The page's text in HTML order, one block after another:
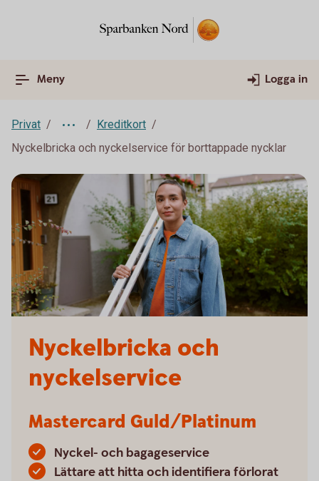
Meny Logga in
Privat
Kreditkort
Nyckelbricka och nyckelservice för borttappade nycklar
Nyckelbricka och
nyckelservice
Mastercard Guld/Platinum
Nyckel- och bagageservice
Lättare att hitta och identifiera förlorat